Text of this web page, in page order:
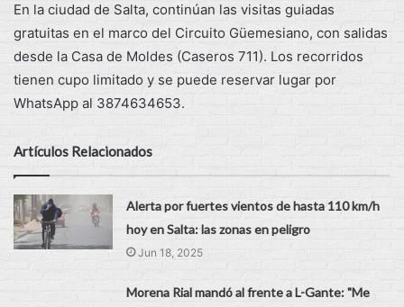
En la ciudad de Salta, continúan las visitas guiadas
gratuitas en el marco del Circuito Güemesiano, con salidas
desde la Casa de Moldes (Caseros 711). Los recorridos
tienen cupo limitado y se puede reservar lugar por
WhatsApp al 3874634653.
Artículos Relacionados
Alerta por fuertes vientos de hasta 110 km/h
hoy en Salta: las zonas en peligro
Jun 18, 2025
Morena Rial mandó al frente a L-Gante: "Me